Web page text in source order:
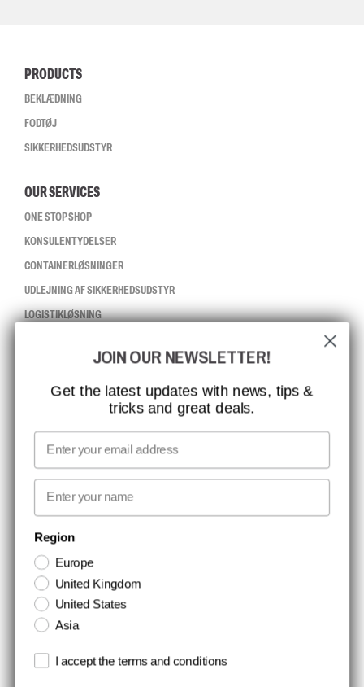
PRODUCTS
BEKLÆDNING
FODTØJ
SIKKERHEDSUDSTYR
OUR SERVICES
ONE STOP SHOP
KONSULENTYDELSER
CONTAINERLØSNINGER
UDLEJNING AF SIKKERHEDSUDSTYR
LOGISTIKLØSNING
ISO-CERTIFICERING
GLOBAL RÆKKEVIDDE
MISSION, VISION OG VÆRDIER
KONTAKT
NYHEDSBREV TILMELDING
Hold dig opdateret med gode tilbud og produktnyheder. Din e-mail
opbevares sikkert og du kan til enhver tid
JOIN OUR NEWSLETTER!
Get the latest updates with news, tips &
tricks and great deals.
Email
First name
Region
Europe
United Kingdom
United States
Asia
Terms and conditions
I accept the terms and conditions